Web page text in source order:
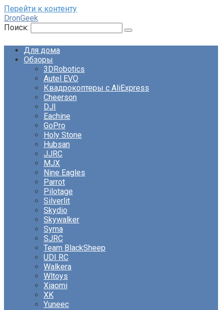
Перейти к контенту
DronGeek
Поиск:
Для дома
Обзоры
3DRobotics
Autel EVO
Квадрокоптеры с AliExpress
Cheerson
DJI
Eachine
GoPro
Holy Stone
Hubsan
JJRC
MJX
Nine Eagles
Parrot
Pilotage
Silverlit
Skydio
Skywalker
Syma
SJRC
Team BlackSheep
UDI RC
Walkera
Wltoys
Xiaomi
XK
Yuneec